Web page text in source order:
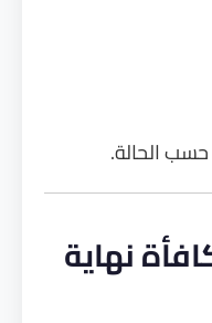
الحالة.
نهاية